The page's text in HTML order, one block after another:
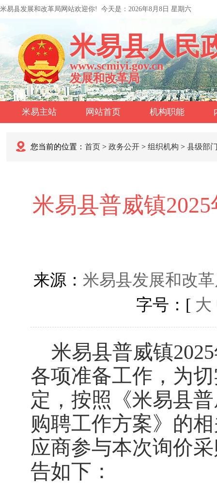
米易县发展和改革局网站欢迎你! 今天是： 2026年8月8日 星期六
米易县人民
www.scmiyi.gov.cn
发展和改革局
米易主站 网站首页 机构职能
您当前的位置： 首页 > 政务公开 > 组织机构 > 县级部
米易县普威镇
来源： 米易县发展和改
字号：[ 大
米易县普威镇2025
各项准备工作 ， 为
定， 按照
《米易县
购聘工作方案》的
应商参与本次询价
告如下：